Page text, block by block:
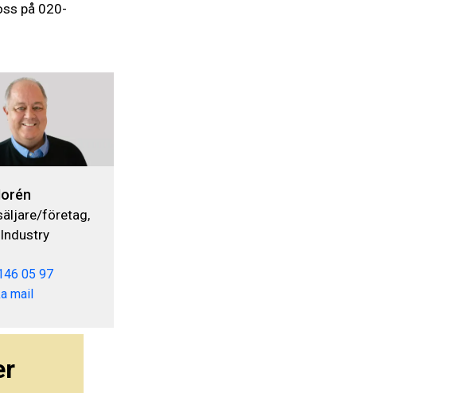
på 020-
företag,
05 97
mail